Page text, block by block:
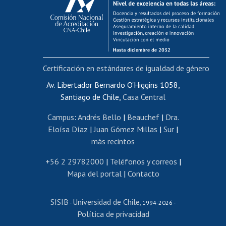
Postulación al AUCAI
Funcionarias/os
Cursos internos de capacitación
Bienestar del personal
Portal de movilidad interna
Certificado de renta
Certificado de renta honorarios
Editar páginas blancas
Extranjeras/os
Revalidación y reconocimiento de títulos
Postulación al Programa de Movilidad Estudiantil
Cursos de español
Av. Libertador Bernardo O'Higgins 1058,
Santiago de Chile, Casa Central
Campus: Andrés Bello | Beauchef| Dra.
Eloísa Díaz |Juan Gómez Millas | Sur |
más recintos
+56 2 29782000 | Teléfonos y correos |
Mapa del portal| Contacto
SISIB - Universidad de Chile, 1994-2026 -
Política de privacidad
Certificación en estándares de igualdad de género